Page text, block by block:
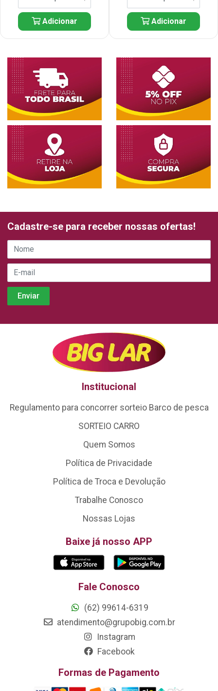
Adicionar Adicionar
Cadastre-se para receber nossas ofertas!
Institucional
Regulamento para concorrer sorteio Barco de pesca
SORTEIO CARRO
Quem Somos
Política de Privacidade
Política de Troca e Devolução
Trabalhe Conosco
Nossas Lojas
Baixe já nosso APP
Fale Conosco
(62) 99614-6319
atendimento@grupobig.com.br
Instagram
Facebook
Formas de Pagamento